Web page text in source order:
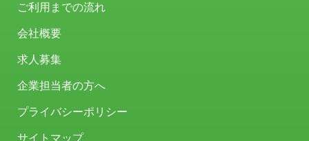
ご利用までの流れ
会社概要
求人募集
企業担当者の方へ
プライバシーポリシー
サイトマップ